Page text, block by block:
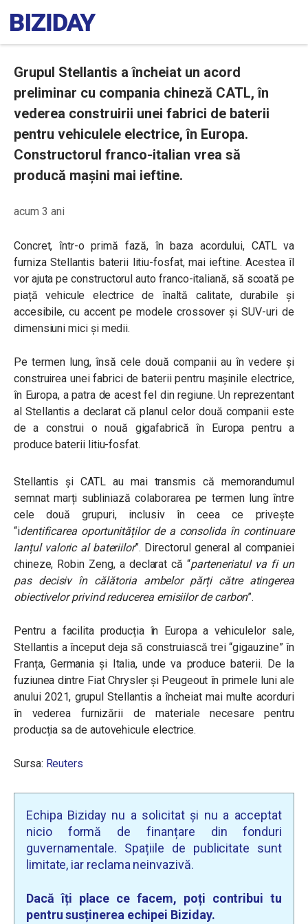
Grupul Stellantis a încheiat un acord
preliminar cu compania chineză CATL, în
vederea construirii unei fabrici de baterii
pentru vehiculele electrice, în Europa.
Constructorul franco-italian vrea să
producă mașini mai ieftine.
acum 3 ani
Concret, într-o primă fază, în baza acordului, CATL va
furniza Stellantis baterii litiu-fosfat, mai ieftine. Acestea îl
vor ajuta pe constructorul auto franco-italiană, să scoată pe
piață vehicule electrice de înaltă calitate, durabile și
accesibile, cu accent pe modele crossover și SUV-uri de
dimensiuni mici și medii.
Pe termen lung, însă cele două companii au în vedere și
construirea unei fabrici de baterii pentru mașinile electrice,
în Europa, a patra de acest fel din regiune. Un reprezentant
al Stellantis a declarat că planul celor două companii este
de a construi o nouă gigafabrică în Europa pentru a
produce baterii litiu-fosfat.
Stellantis și CATL au mai transmis că memorandumul
semnat marți subliniază colaborarea pe termen lung între
cele două grupuri, inclusiv în ceea ce privește
“identificarea oportunităților de a consolida în continuare
lanțul valoric al bateriilor”. Directorul general al companiei
chineze, Robin Zeng, a declarat că“parteneriatul va fi un
pas decisiv în călătoria ambelor părți către atingerea
obiectivelor privind reducerea emisiilor de carbon”.
Pentru a facilita producția în Europa a vehiculelor sale,
Stellantis a început deja să construiască trei “gigauzine” în
Franța, Germania și Italia, unde va produce baterii. De la
fuziunea dintre Fiat Chrysler și Peugeout în primele luni ale
anului 2021, grupul Stellantis a încheiat mai multe acorduri
în vederea furnizării de materiale necesare pentru
producția sa de autovehicule electrice.
Sursa: Reuters
Echipa Biziday nu a solicitat și nu a acceptat
nicio formă de finanțare din fonduri
guvernamentale. Spațiile de publicitate sunt
limitate, iar reclama neinvazivă.
Dacă îți place ce facem, poți contribui tu
pentru susținerea echipei Biziday.